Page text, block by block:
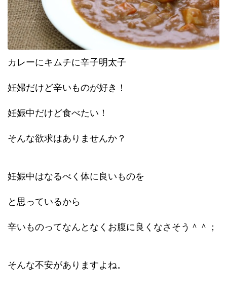
カレーにキムチに辛子明太子
妊婦だけど辛いものが好き！
妊娠中だけど食べたい！
そんな欲求はありませんか？
妊娠中はなるべく体に良いものを
と思っているから
辛いものってなんとなくお腹に良くなさそう＾＾；
そんな不安がありますよね。